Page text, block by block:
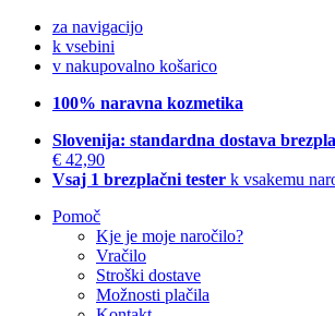
za navigacijo
k vsebini
v nakupovalno košarico
100% naravna kozmetika
Slovenija: standardna dostava
€ 42,90
Vsaj 1 brezplačni tester k vsakemu
Pomoč
Kje je moje naročilo?
Vračilo
Stroški dostave
Možnosti plačila